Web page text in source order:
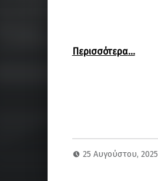
Περισσότερα…
25 Αυγούστου, 2025